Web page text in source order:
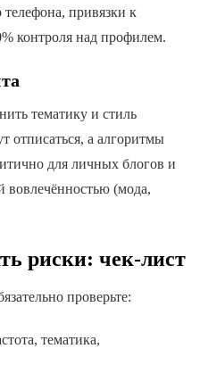
привязки к
контроля над профилем.
тематику и стиль
отписаться, а алгоритмы
для личных блогов и
(мода,
риски: чек-лист
проверьте:
тематика,